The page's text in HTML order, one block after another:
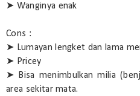
➤ Wanginya enak
Cons :
➤ Lumayan lengket dan lama
➤ Pricey
➤ Bisa menimbulkan milia
area sekitar mata.